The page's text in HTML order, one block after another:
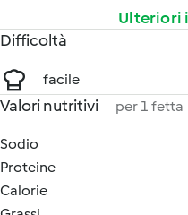
Ulteriori
Difficoltà
facile
Valori nutritivi per 1 fetta
Sodio
Proteine
Calorie